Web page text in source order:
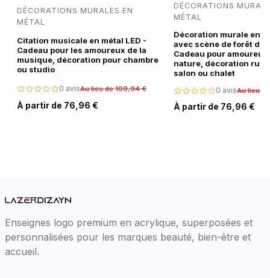
DÉCORATIONS MURALES EN
MÉTAL
Citation musicale en métal LED -
Cadeau pour les amoureux de la
musique, décoration pour chambre
ou studio
0 avisAu lieu de 109,94 €
À partir de 76,96 €
DÉCORATIONS
MÉTAL
Décoration murale en
avec scène de forêt de
Cadeau pour amoureux
nature, décoration
salon ou chalet
0 avisAu lieu
À partir de 76,96 €
Enseignes logo premium en acrylique, superposées et
personnalisées pour les marques beauté, bien-être et
accueil.